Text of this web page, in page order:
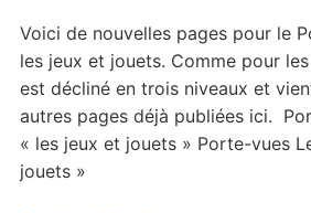
Voici de nouvelles pages pour le
les jeux et jouets. Comme pour
est décliné en trois niveaux et
autres pages déjà publiées ici.
« les jeux et jouets » Porte-vues
jouets »